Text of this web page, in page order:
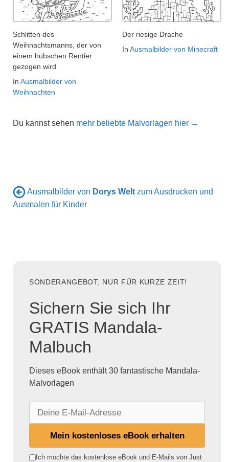
Schlitten des
Weihnachtsmanns, der von
einem hübschen Rentier
gezogen wird
In Ausmalbilder von
Weihnachten
Der riesige Drache
In Ausmalbilder von Minecraft
Du kannst sehen mehr beliebte Malvorlagen hier →
Ausmalbilder von Dorys Welt zum Ausdrucken und
Ausmalen für Kinder
SONDERANGEBOT, NUR FÜR KURZE ZEIT!
Sichern Sie sich Ihr
GRATIS Mandala-
Malbuch
Dieses eBook enthält 30 fantastische Mandala-
Malvorlagen
e
Mein kostenloses eBook erhalten
Ich möchte das kostenlose eBook und E-Mails von Just